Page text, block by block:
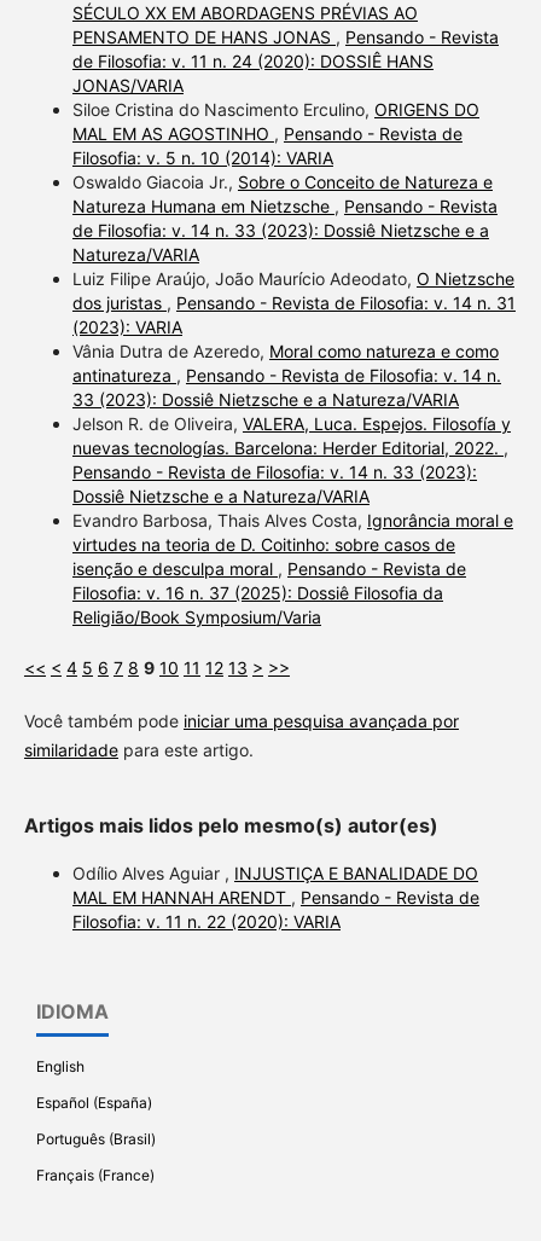
SÉCULO XX EM ABORDAGENS PRÉVIAS AO
PENSAMENTO DE HANS JONAS , Pensando - Revista
de Filosofia: v. 11 n. 24 (2020): DOSSIÊ HANS
JONAS/VARIA
Siloe Cristina do Nascimento Erculino, ORIGENS DO
MAL EM AS AGOSTINHO , Pensando - Revista de
Filosofia: v. 5 n. 10 (2014): VARIA
Oswaldo Giacoia Jr., Sobre o Conceito de Natureza e
Natureza Humana em Nietzsche , Pensando - Revista
de Filosofia: v. 14 n. 33 (2023): Dossiê Nietzsche e a
Natureza/VARIA
Luiz Filipe Araújo, João Maurício Adeodato, O Nietzsche
dos juristas , Pensando - Revista de Filosofia: v. 14 n. 31
(2023): VARIA
Vânia Dutra de Azeredo, Moral como natureza e como
antinatureza , Pensando - Revista de Filosofia: v. 14 n.
33 (2023): Dossiê Nietzsche e a Natureza/VARIA
Jelson R. de Oliveira, VALERA, Luca. Espejos. Filosofía y
nuevas tecnologías. Barcelona: Herder Editorial, 2022. ,
Pensando - Revista de Filosofia: v. 14 n. 33 (2023):
Dossiê Nietzsche e a Natureza/VARIA
Evandro Barbosa, Thais Alves Costa, Ignorância moral e
virtudes na teoria de D. Coitinho: sobre casos de
isenção e desculpa moral , Pensando - Revista de
Filosofia: v. 16 n. 37 (2025): Dossiê Filosofia da
Religião/Book Symposium/Varia
<< < 4 5 6 7 8 9 10 11 12 13 > >>
Você também pode iniciar uma pesquisa avançada por
similaridadepara este artigo.
Artigos mais lidos pelo mesmo(s) autor(es)
Odílio Alves Aguiar , INJUSTIÇA E BANALIDADE DO
MAL EM HANNAH ARENDT , Pensando - Revista de
Filosofia: v. 11 n. 22 (2020): VARIA
IDIOMA
English
Español (España)
Português (Brasil)
Français (France)